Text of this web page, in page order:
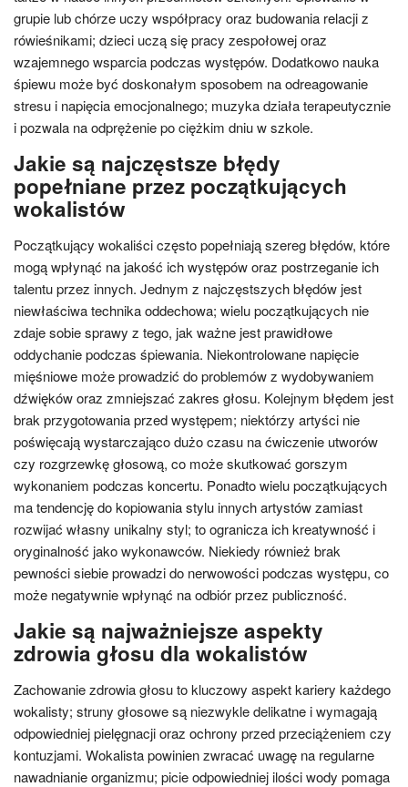
grupie lub chórze uczy współpracy oraz budowania relacji z
rówieśnikami; dzieci uczą się pracy zespołowej oraz
wzajemnego wsparcia podczas występów. Dodatkowo nauka
śpiewu może być doskonałym sposobem na odreagowanie
stresu i napięcia emocjonalnego; muzyka działa terapeutycznie
i pozwala na odprężenie po ciężkim dniu w szkole.
Jakie są najczęstsze błędy
popełniane przez początkujących
wokalistów
Początkujący wokaliści często popełniają szereg błędów, które
mogą wpłynąć na jakość ich występów oraz postrzeganie ich
talentu przez innych. Jednym z najczęstszych błędów jest
niewłaściwa technika oddechowa; wielu początkujących nie
zdaje sobie sprawy z tego, jak ważne jest prawidłowe
oddychanie podczas śpiewania. Niekontrolowane napięcie
mięśniowe może prowadzić do problemów z wydobywaniem
dźwięków oraz zmniejszać zakres głosu. Kolejnym błędem jest
brak przygotowania przed występem; niektórzy artyści nie
poświęcają wystarczająco dużo czasu na ćwiczenie utworów
czy rozgrzewkę głosową, co może skutkować gorszym
wykonaniem podczas koncertu. Ponadto wielu początkujących
ma tendencję do kopiowania stylu innych artystów zamiast
rozwijać własny unikalny styl; to ogranicza ich kreatywność i
oryginalność jako wykonawców. Niekiedy również brak
pewności siebie prowadzi do nerwowości podczas występu, co
może negatywnie wpłynąć na odbiór przez publiczność.
Jakie są najważniejsze aspekty
zdrowia głosu dla wokalistów
Zachowanie zdrowia głosu to kluczowy aspekt kariery każdego
wokalisty; struny głosowe są niezwykle delikatne i wymagają
odpowiedniej pielęgnacji oraz ochrony przed przeciążeniem czy
kontuzjami. Wokalista powinien zwracać uwagę na regularne
nawadnianie organizmu; picie odpowiedniej ilości wody pomaga